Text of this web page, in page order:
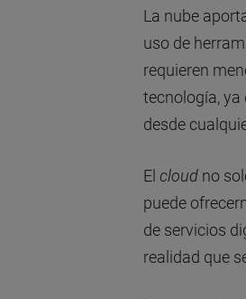
La nube
uso de
requieren
tecnología, ya
desde
El cloud no
puede
de servicios
realidad que